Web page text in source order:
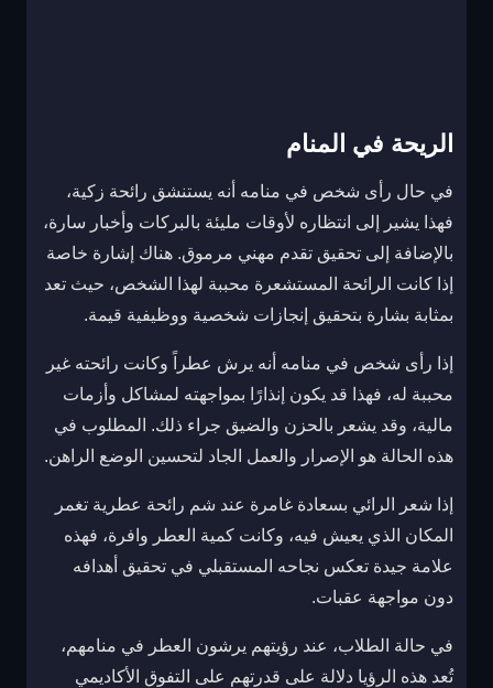
الريحة في المنام
في حال رأى شخص في منامه أنه يستنشق رائحة زكية،
فهذا يشير إلى انتظاره لأوقات مليئة بالبركات وأخبار سارة،
بالإضافة إلى تحقيق تقدم مهني مرموق. هناك إشارة خاصة
إذا كانت الرائحة المستشعرة محببة لهذا الشخص، حيث تعد
بمثابة بشارة بتحقيق إنجازات شخصية ووظيفية قيمة.
إذا رأى شخص في منامه أنه يرش عطراً وكانت رائحته غير
محببة له، فهذا قد يكون إنذارًا بمواجهته لمشاكل وأزمات
مالية، وقد يشعر بالحزن والضيق جراء ذلك. المطلوب في
هذه الحالة هو الإصرار والعمل الجاد لتحسين الوضع الراهن.
إذا شعر الرائي بسعادة غامرة عند شم رائحة عطرية تغمر
المكان الذي يعيش فيه، وكانت كمية العطر وافرة، فهذه
علامة جيدة تعكس نجاحه المستقبلي في تحقيق أهدافه
دون مواجهة عقبات.
في حالة الطلاب، عند رؤيتهم يرشون العطر في منامهم،
تُعد هذه الرؤيا دلالة على قدرتهم على التفوق الأكاديمي